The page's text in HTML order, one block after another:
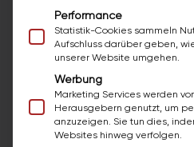
Großunternehmen. So findest
bazuba Wien
Markhofgasse 1-9/Top 9
1030 Wien
Wien, Österreich
Performance
Statistik-Cookies sammeln
Aufschluss darüber geben,
unserer Website umgehen.
Werbung
Marketing Services werden
Herausgebern genutzt, um
anzuzeigen. Sie tun dies,
Websites hinweg verfolgen.